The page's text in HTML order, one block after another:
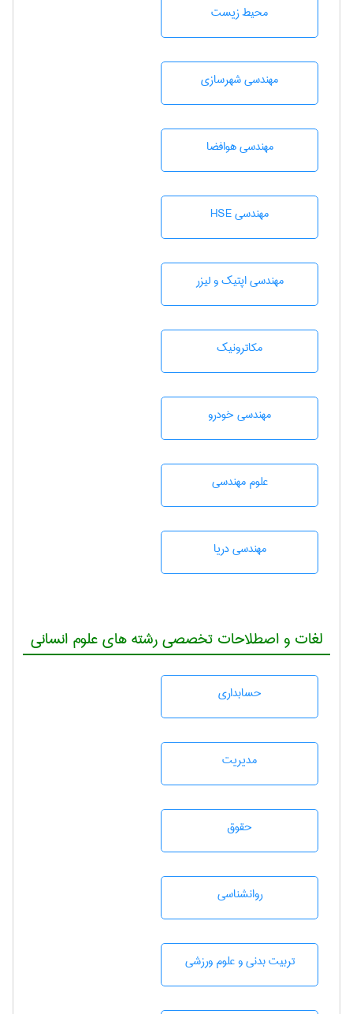
محيط زيست
مهندسی شهرسازی
مهندسی هوافضا
مهندسی HSE
مهندسی اپتیک و لیزر
مکاترونیک
مهندسی خودرو
علوم مهندسی
مهندسی دریا
لغات و اصطلاحات تخصصی رشته های علوم انسانی
حسابداری
مديريت
حقوق
روانشناسی
تربيت بدنی و علوم ورزشی